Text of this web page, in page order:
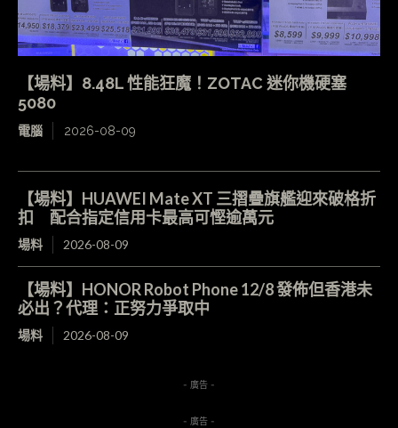
【場料】8.48L 性能狂魔！ZOTAC 迷你機硬塞
5080
電腦 2026-08-09
【場料】HUAWEI Mate XT 三摺疊旗艦迎來破格折
扣 配合指定信用卡最高可慳逾萬元
場料 2026-08-09
【場料】HONOR Robot Phone 12/8 發佈但香港未
必出？代理：正努力爭取中
場料 2026-08-09
- 廣告 -
- 廣告 -